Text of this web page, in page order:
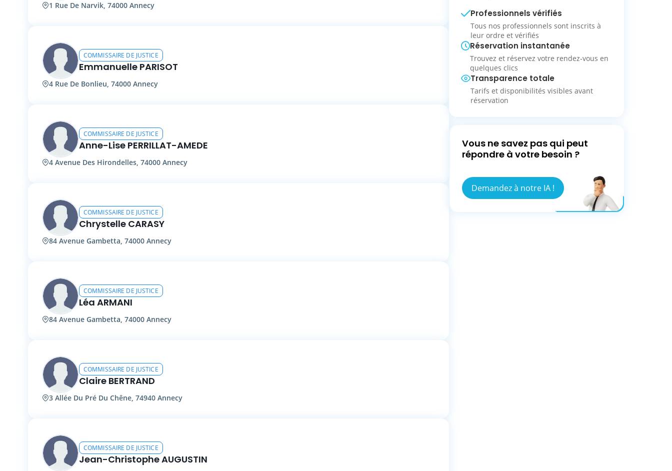
1 Rue De Narvik, 74000 Annecy
COMMISSAIRE DE JUSTICE
Emmanuelle PARISOT
4 Rue De Bonlieu, 74000 Annecy
COMMISSAIRE DE JUSTICE
Anne-Lise PERRILLAT-AMEDE
4 Avenue Des Hirondelles, 74000 Annecy
COMMISSAIRE DE JUSTICE
Chrystelle CARASY
84 Avenue Gambetta, 74000 Annecy
COMMISSAIRE DE JUSTICE
Léa ARMANI
84 Avenue Gambetta, 74000 Annecy
COMMISSAIRE DE JUSTICE
Claire BERTRAND
3 Allée Du Pré Du Chêne, 74940 Annecy
COMMISSAIRE DE JUSTICE
Jean-Christophe AUGUSTIN
Professionnels vérifiés
Tous nos professionnels sont inscrits à
leur ordre et vérifiés
Réservation instantanée
Trouvez et réservez votre rendez-vous en
quelques clics
Transparence totale
Tarifs et disponibilités visibles avant
réservation
Vous ne savez pas qui peut
répondre à votre besoin ?
Demandez à notre IA !